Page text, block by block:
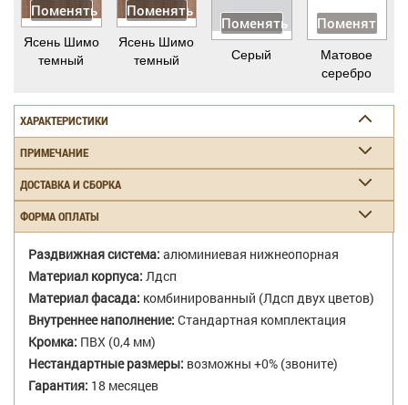
Поменять
Ясень Шимо
темный
Поменять
Ясень Шимо
темный
Поменять
Серый
Поменять
Матовое
серебро
ХАРАКТЕРИСТИКИ
ПРИМЕЧАНИЕ
ДОСТАВКА И СБОРКА
ФОРМА ОПЛАТЫ
Раздвижная система: алюминиевая нижнеопорная
Материал корпуса: Лдсп
Материал фасада: комбинированный (Лдсп двух цветов)
Внутреннее наполнение: Стандартная комплектация
Кромка: ПВХ (0,4 мм)
Нестандартные размеры: возможны +0% (звоните)
Гарантия: 18 месяцев